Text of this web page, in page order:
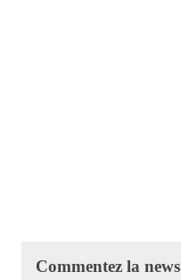
Commentez la news